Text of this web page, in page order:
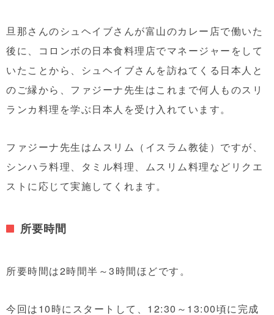
旦那さんのシュヘイブさんが富山のカレー店で働いた
後に、コロンボの日本食料理店でマネージャーをして
いたことから、シュヘイブさんを訪ねてくる日本人と
のご縁から、ファジーナ先生はこれまで何人ものスリ
ランカ料理を学ぶ日本人を受け入れています。
ファジーナ先生はムスリム（イスラム教徒）ですが、
シンハラ料理、タミル料理、ムスリム料理などリクエ
ストに応じて実施してくれます。
所要時間
所要時間は2時間半～3時間ほどです。
今回は10時にスタートして、12:30～13:00頃に完成